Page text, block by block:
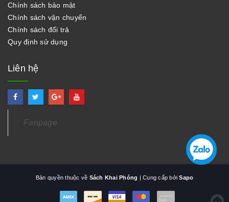
Chính sách bảo mật
Chính sách vận chuyển
Chính sách đổi trả
Quy định sử dụng
Liên hệ
Fanpage
Bản quyền thuộc về Sách Khai Phóng | Cung cấp bởiSapo